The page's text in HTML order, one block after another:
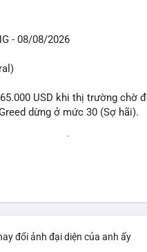
- 08/08/2026
USD khi thị trường chờ
dừng ở mức 30 (Sợ hãi).
lúc 08:19 UTC và 61,37
stablecoin nội địa có thể
Bybit truy xuất tài sản 1,5 tỷ
đổi ảnh đại diện của anh ấy